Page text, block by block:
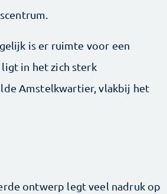
is er ruimte voor een
in het zich sterk
Amstelkwartier, vlakbij het
ontwerp legt veel nadruk op